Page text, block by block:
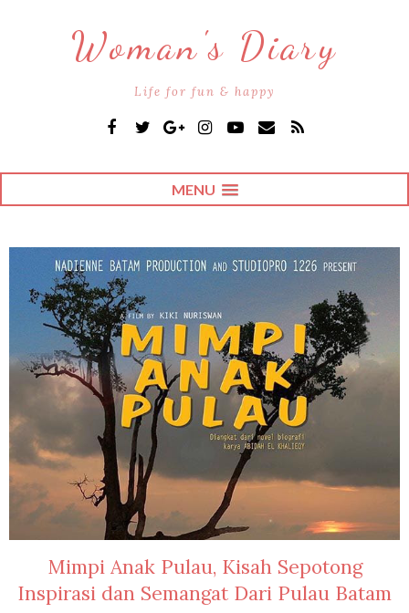
Woman's Diary
Life for fun & happy
MENU
Mimpi Anak Pulau, Kisah Sepotong
Inspirasi dan Semangat Dari Pulau Batam